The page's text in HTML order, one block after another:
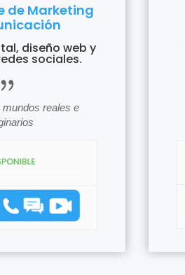
de Marketing
diseño web y
sociales.
reales e